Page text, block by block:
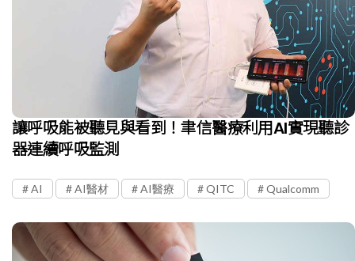
讓呼吸能被聽見與看到！聿信醫療利用AI實現聽診
器連續呼吸監測
AI AI醫材 AI醫療 QITC Qualcomm